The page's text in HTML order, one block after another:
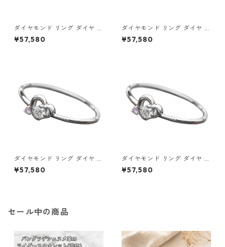
ダイヤモンド リング ダイヤ ア
イスブルーダイヤ 合計0.06ct
9.5号 プラチナ Pt950 ハート
¥57,580
ダイヤモンド リング ダイヤ ア
イスブルーダイヤ 合計0.06ct
10号 プラチナ Pt950 ハート
¥57,580
ダイヤモンド リング ダイヤ ア
イスブルーダイヤ 合計0.06ct
10.5号 プラチナ Pt950 ハート
¥57,580
ダイヤモンド リング ダイヤ ア
イスブルーダイヤ 合計0.06ct
11号 プラチナ Pt950 ハートモ
¥57,580
セール中の商品